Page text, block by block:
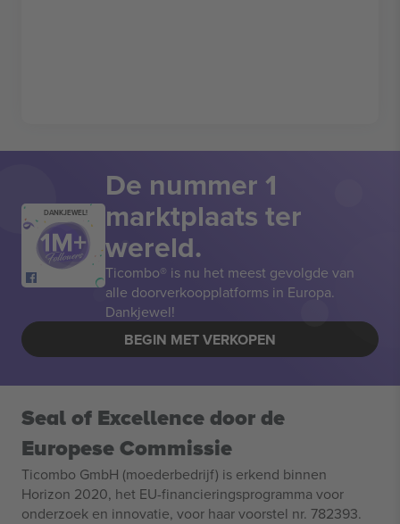
DANKJEWEL!
De nummer 1
marktplaats ter
wereld.
Ticombo® is nu het meest gevolgde van
alle doorverkoopplatforms in Europa.
Dankjewel!
BEGIN MET VERKOPEN
Seal of Excellence door de
Europese Commissie
Ticombo GmbH (moederbedrijf) is erkend binnen
Horizon 2020, het EU-financieringsprogramma voor
onderzoek en innovatie, voor haar voorstel nr. 782393.